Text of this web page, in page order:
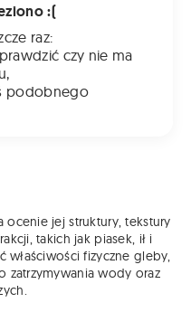
:(
raz:
czy nie ma
podobnego
ocenie jej struktury, tekstury
takich jak piasek, ił i
właściwości fizyczne gleby,
zatrzymywania wody oraz